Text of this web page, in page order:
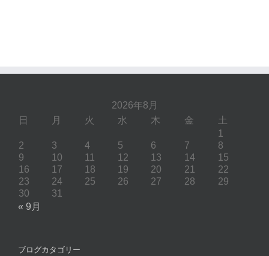
2026年8月
日 月 火 水 木 金 土
1
2
3 4 5 6 7
8
9
10 11 12 13 14
15
16
17 18 19 20 21
22
23
24 25 26 27 28
29
30
31
« 9月
ブログカタゴリー